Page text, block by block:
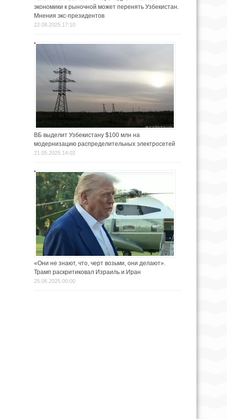
экономики к рыночной может перенять Узбекистан.
Мнения экс-президентов
22.08.2025 17:10
ВБ выделит Узбекистану $100 млн на
модернизацию распределительных электросетей
21.05.2025 14:02
«Они не знают, что, черт возьми, они делают».
Трамп раскритиковал Израиль и Иран
25.06.2025 00:00